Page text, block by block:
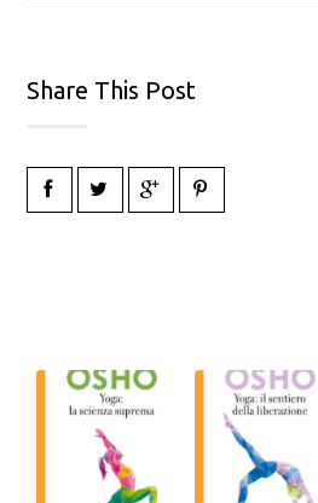
Share This Post